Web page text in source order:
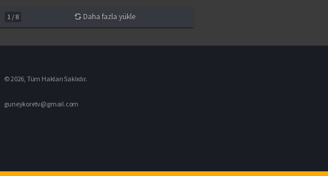
1 / 8 Daha fazla yükle
© 2026, Tüm Hakları Saklıdır.
guneykoretv@gmail.com
DiziRest.com